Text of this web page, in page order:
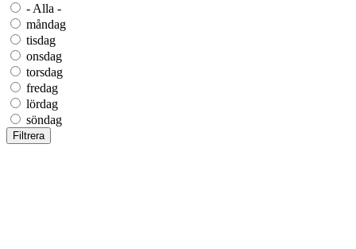
- Alla -
måndag
tisdag
onsdag
torsdag
fredag
lördag
söndag